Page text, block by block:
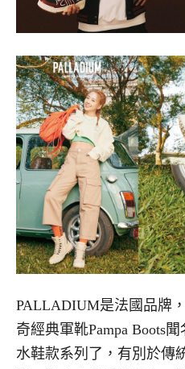
PALLADIUM是法國品牌
奇經典軍靴Pampa Boots
水鞋款系列了，有別於傳